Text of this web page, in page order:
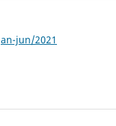
jun/2021